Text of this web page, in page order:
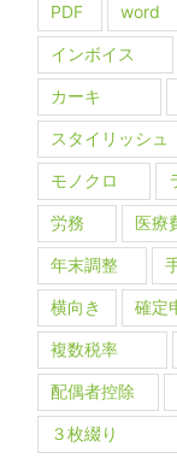
PDF word
インボイス
カーキ
スタイリッシュ
モノクロ
労務 医療
年末調整
横向き 確定
複数税率
配偶者控除
３枚綴り